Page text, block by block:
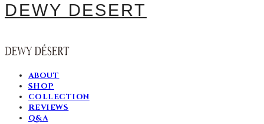
DEWY DESERT
ABOUT
SHOP
COLLECTION
REVIEWS
Q&A